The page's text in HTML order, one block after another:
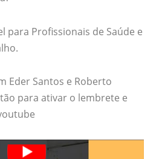
para Profissionais de Saúde e
Eder Santos e Roberto
para ativar o lembrete e